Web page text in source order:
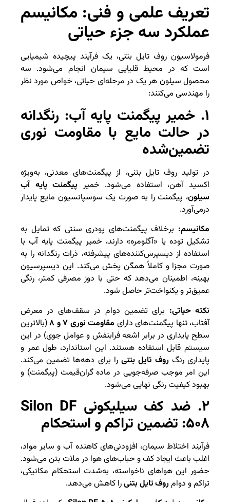
تعریف علمی و فنی: مکانیسم
عملکرد سه جزء حیاتی
فرمولاسیون روف تایل بتنی، یک فرآیند پیچیده شیمیایی
است که در محیط قلیایی سیمان انجام می‌شود. سه
محصول سیلون هر یک در مرحله‌ای حیاتی، خواص مورد نظر
را مهندسی می‌کنند:
۱. خمیر پیگمنت پایه آب: رنگدانه
در حالت مایع با مقاومت نوری
تضمین‌شده
در تولید روف تایل بتنی، از پیگمنت‌های معدنی، به‌ویژه
اکسید آهن، استفاده می‌شود. خمیر پیگمنت پایه آب
سیلون، پیگمنت را به صورت یک سوسپانسیون مایع پایدار
درمی‌آورد.
مکانیسم: برخلاف پیگمنت‌های پودری سنتی که تمایل به
تشکیل توده یا «آگلومره» دارند، خمیر پیگمنت پایه آب با
استفاده از دیسپرس‌کننده‌های پیشرفته، ذرات رنگدانه را به
صورت مجزا و کاملاً همگن پخش می‌کند. این دیسپرسیون
بهینه، اطمینان می‌دهد که حتی با دوز مصرفی کمتر، رنگی
عمیق‌تر و یکنواخت‌تر حاصل شود.
نکته حیاتی: برای تضمین دوام در سقف‌های در معرض
آفتاب، تنها پیگمنت‌های دارای مقاومت نوری ۷ و ۸
(بالاترین
سطح پایداری در برابر اشعه فرابنفش و عوامل جوی) در این
سیستم قابل استفاده هستند. این استاندارد، طول عمر و
پایداری رنگروف تایل بتنیرا برای دهه‌ها تضمین می‌کند.
این امر موجب صرفه‌جویی در ماده گران‌قیمت (پیگمنت) و
بهبود کیفیت رنگی نهایی می‌شود.
۲. ضد کف سیلیکونی Silon DF
۵۰۸: تضمین تراکم و استحکام
فرآیند اختلاط سیمان، افزودنی‌های کاهنده آب و سایر مواد،
اغلب باعث ایجاد کف و حباب‌های هوا در ملات بتن می‌شود.
حضور این هواهای ناخواسته، به‌شدت استحکام مکانیکی،
تراکم و دوامروف تایل بتنیرا کاهش می‌دهد.